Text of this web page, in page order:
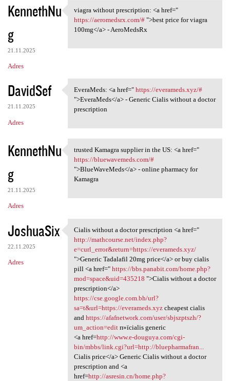
KennethNu
g
21.11.2025
Adres
viagra without prescription:
viagra without prescription: <a href="
https://aeromedsrx.com/#">best price for viagra
100mg</a> - AeroMedsRx
DavidSef
21.11.2025
Adres
EveraMeds: <a href=" https:/
EveraMeds: <a href=" https://everameds.xyz/#
">EveraMeds</a> - Generic Cialis without a doctor
prescription
KennethNu
g
21.11.2025
Adres
trusted Kamagra supplier in
trusted Kamagra supplier in the US: <a href="
https://bluewavemeds.com/#
">BlueWaveMeds</a> - online pharmacy for
Kamagra
JoshuaSix
22.11.2025
Adres
Cialis without a doctor
Cialis without a doctor prescription <a href="
http://mathcourse.net/index.php?
e=curl_error&return=https://everameds.xyz/
">Generic Tadalafil 20mg price</a> or buy cialis
pill <a href=" https://bbs.panabit.com/home.php?
mod=space&uid=435218 ">Cialis without a doctor
prescription</a>
https://cse.google.com.bh/url?
sa=t&url=https://everameds.xyzcheapest cialis
and https://afafnetwork.com/user/sbjszptszh/?
um_action=editп»їcialis generic
<a href=http://www.e-douguya.com/cgi-
bin/mbbs/link.cgi?url=http://bluepharmafran...
Cialis price</a> Generic Cialis without a doctor
prescription and <a
href=http://asresin.cn/home.php?